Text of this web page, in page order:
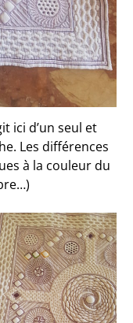
ici d’un seul et
Les différences
à la couleur du